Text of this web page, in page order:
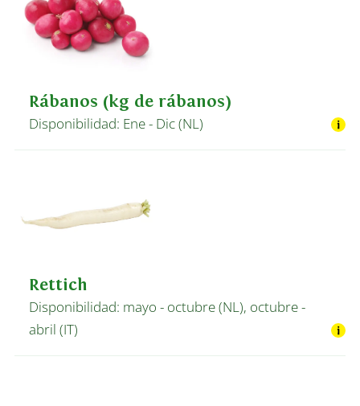
Rábanos (kg de rábanos)
Disponibilidad: Ene - Dic (NL)
Rettich
Disponibilidad: mayo - octubre (NL), octubre -
abril (IT)